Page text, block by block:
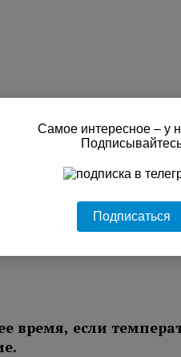
на
время, если
Самое интересное – у
Подписаться